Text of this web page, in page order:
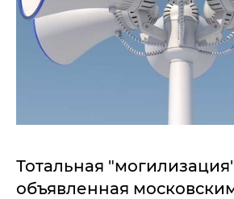
Тотальная
объявленная